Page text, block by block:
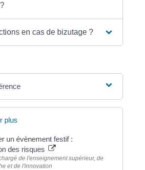
en cas de bizutage ?
plus
un évènement festif :
des risques
de l'enseignement supérieur, de
et de l'innovation